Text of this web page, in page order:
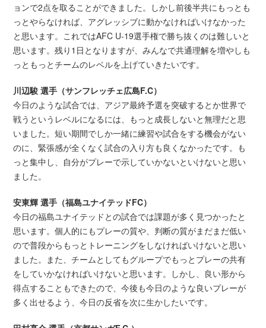
ョンで2点を取ることができました。しかし前後半共にもっとも
っとやらなければ、アグレッシブに動かなければいけなかった
と思います。これではAFC U-19選手権で勝ち抜くのは難しいと
思います。残り1日となりますが、みんなで共通理解を増やしも
っともっとチームのレベルを上げていきたいです。
川辺駿 選手（サンフレッチェ広島F.C）
今日のような試合では、アジア最終予選を突破するとか世界で
戦うというレベルになるには、もっと成長しないと無理だと思
いました。短い期間でしか一緒に練習や試合をする機会がない
のに、緊張感が全くなく試合の入り方も良くなかったです。も
っと集中し、自分がプレーで示していかないといけないと思い
ました。
安東輝 選手（福島ユナイテッドFC）
今日の福島ユナイテッドとの試合では課題が多く見つかったと
思います。個人的にもプレーの質や、判断の質がまだまだ低い
ので普段からもっとトレーニングをしなければいけないと思い
ました。また、チームとしてもグループでもっとプレーの共有
をしていかなければいけないと思います。しかし、良い形から
得点することもできたので、今後も今日のような良いプレーが
多く出せるよう、今日の反省を次に生かしたいです。